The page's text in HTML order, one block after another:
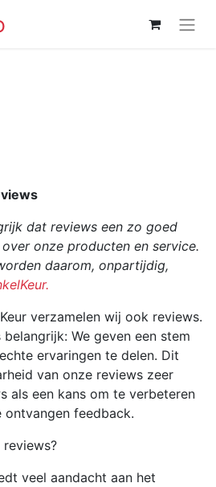
dat reviews een zo goed
onze producten en service.
daarom, onpartijdig,
verzamelen wij ook reviews.
We geven een stem
ervaringen te delen. Dit
van onze reviews zeer
als een kans om te verbeteren
feedback.
veel aandacht aan het